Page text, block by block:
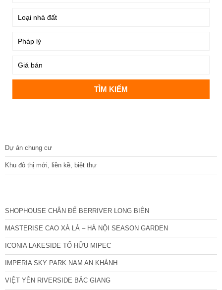
Dự án chung cư
Khu đô thị mới, liền kề, biệt thự
SHOPHOUSE CHÂN ĐẾ BERRIVER LONG BIÊN
MASTERISE CAO XÀ LÁ – HÀ NỘI SEASON GARDEN
ICONIA LAKESIDE TỐ HỮU MIPEC
IMPERIA SKY PARK NAM AN KHÁNH
VIỆT YÊN RIVERSIDE BẮC GIANG